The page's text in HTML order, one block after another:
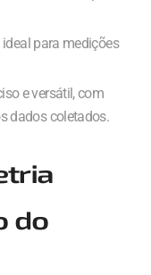
para medições
e versátil, com
dados coletados.
do